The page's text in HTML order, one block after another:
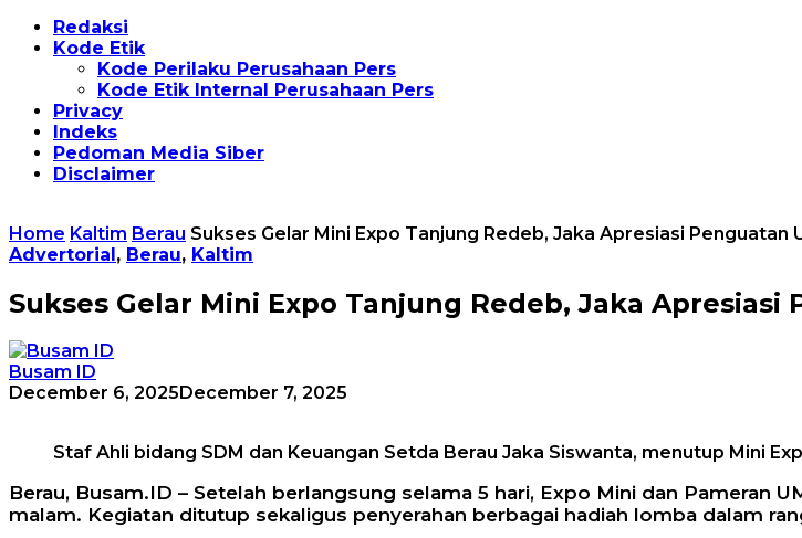
Redaksi
Kode Etik
Kode Perilaku Perusahaan Pers
Kode Etik Internal Perusahaan Pers
Privacy
Indeks
Pedoman Media Siber
Disclaimer
Home Kaltim Berau Sukses Gelar Mini Expo Tanjung Redeb, Jaka Apresiasi Penguatan
Advertorial, Berau, Kaltim
Sukses Gelar Mini Expo Tanjung Redeb, Jaka Apresiasi
Busam ID
December 6, 2025 December 7, 2025
Staf Ahli bidang SDM dan Keuangan Setda Berau Jaka Siswanta, menutup Mini
Berau, Busam.ID – Setelah berlangsung selama 5 hari, Expo Mini dan Pameran
malam. Kegiatan ditutup sekaligus penyerahan berbagai hadiah lomba dalam